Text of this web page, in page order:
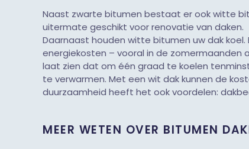
Naast zwarte bitumen bestaat er ook witte
uitermate geschikt voor renovatie van daken.
Daarnaast houden witte bitumen uw dak
energiekosten – vooral in de zomermaanden
laat zien dat om één graad te koelen
te verwarmen. Met een wit dak kunnen de
duurzaamheid heeft het ook voordelen:
MEER WETEN OVER BITUMEN